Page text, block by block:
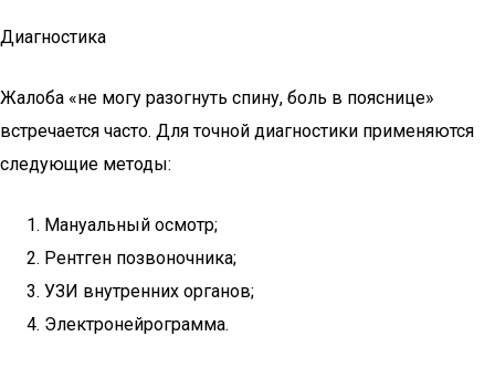
Диагностика
Жалоба «не могу разогнуть спину, боль в пояснице»
встречается часто. Для точной диагностики применяются
следующие методы:
Мануальный осмотр;
Рентген позвоночника;
УЗИ внутренних органов;
Электронейрограмма.